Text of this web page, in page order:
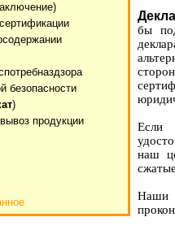
безопасности
)
продукции
бы
Если
наш
Наши